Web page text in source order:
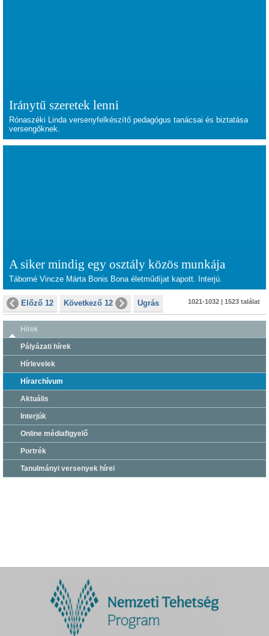
Iránytű szeretek lenni
Rónaszéki Linda versenyfelkészítő pedagógus tanácsai és biztatása
versengőknek.
A siker mindig egy osztály közös munkája
Táborné Vincze Márta Bonis Bona életműdíjat kapott. Interjú.
Előző 12 Következő 12 Ugrás 1021-1032 | 1523 találat
Hírek
Pályázati hírek
Hírlevelek
Hírarchívum
Aktuális
Interjúk
Online médiafigyelő
Portrék
Tanulmányi versenyek hírei